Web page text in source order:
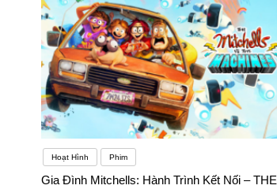
Hoạt Hình Phim
Gia Đình Mitchells: Hành Trình Kết Nối – THE